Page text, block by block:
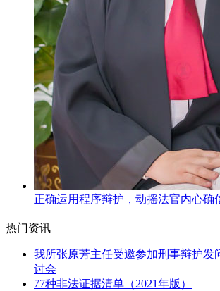
正确运用程序辩护，动摇法官内心确
热门资讯
我所张原芳主任受邀参加刑事辩护发
讨会
77种非法证据清单（2021年版）